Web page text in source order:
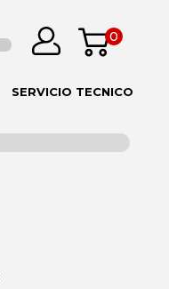
0
SERVICIO TECNICO